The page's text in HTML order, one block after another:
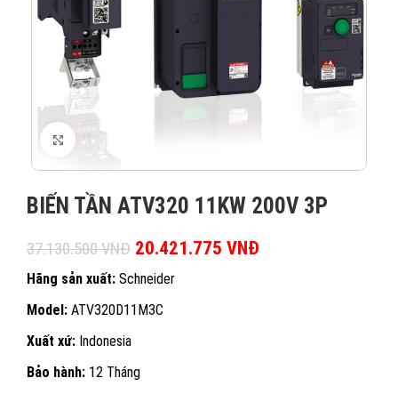
XEM ẢNH
BIẾN TẦN ATV320 11KW 200V 3P
37.130.500VNĐ Giá gốc là: 37.130.500 VNĐ.
20.421.775 VNĐ
Hãng sản xuất: Schneider
Model: ATV320D11M3C
Xuất xứ: Indonesia
Bảo hành: 12 Tháng